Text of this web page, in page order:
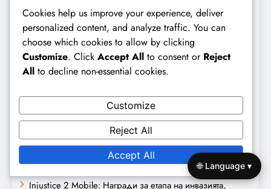
Търсене
Search
for:
Последни публикации
Injustice 2 Mobile: Тенденции в наградите на арената,
Развиващи се стратегии, Конкурентна среда
Injustice 2 Mobile: Награди за етапа на инвазията,
Cookies help us improve your experience, deliver
personalized content, and analyze traffic. You can
choose which cookies to allow by clicking
Customize. Click Accept All to consent or Reject
All to decline non-essential cookies.
Customize
Reject All
Accept All
🌐 Language ▾